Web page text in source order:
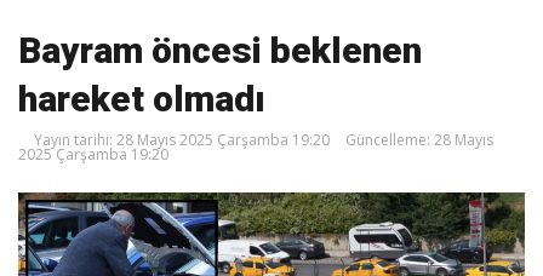
Bayram öncesi beklenen
hareket olmadı
Yayın tarihi: 28 Mayıs 2025 Çarşamba 19:20 Güncelleme: 28 Mayıs
2025 Çarşamba 19:20